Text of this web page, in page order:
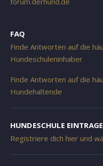
FAQ
Finde Antworten auf die
Hundeschuleninhaber
Finde Antworten auf die
Hundehaltende
HUNDESCHULE
Registriere dich hier und